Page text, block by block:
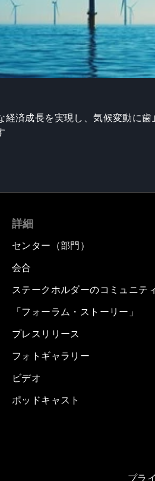
経済成長を実現し、気候変動に歯
詳細
センター（部門）
会合
ステークホルダーのコミュニテ
「フォーラム・ストーリー」
プレスリリース
フォトギャラリー
ビデオ
ポッドキャスト
プラ